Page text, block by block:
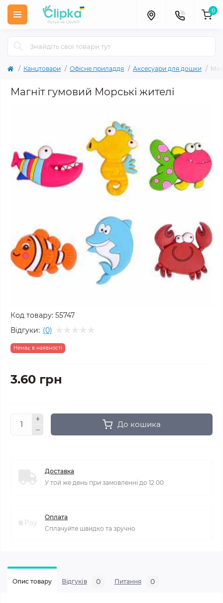
0
Канцтовари Офісне приладдя Аксесуари для дошки
Магніт гумовий Морські жителі
Код товару: 55747
Відгуки: (0)
Немає в наявності
3.60 грн
До кошика
Доставка
У той же день при замовленні до 12:00
Оплата
Сплачуйте швидко та зручно
Опис товару Відгуків 0 Питання 0